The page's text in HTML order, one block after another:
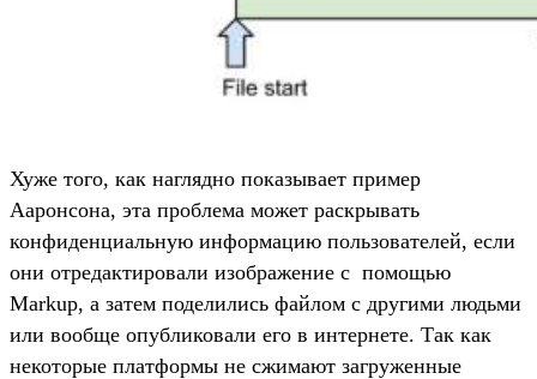
Хуже того, как наглядно показывает пример
Ааронсона, эта проблема может раскрывать
конфиденциальную информацию пользователей, если
они отредактировали изображение с помощью
Markup, а затем поделились файлом с другими людьми
или вообще опубликовали его в интернете. Так как
некоторые платформы не сжимают загруженные